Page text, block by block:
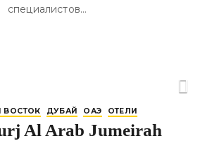
специалистов…
ВОСТОК ДУБАЙ ОАЭ ОТЕЛИ
Al Arab Jumeirah